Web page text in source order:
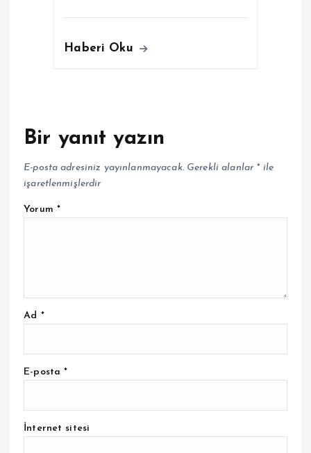
Haberi Oku
Bir yanıt yazın
E-posta adresiniz yayınlanmayacak. Gerekli alanlar *ile
işaretlenmişlerdir
Yorum *
Ad *
E-posta*
İnternet sitesi